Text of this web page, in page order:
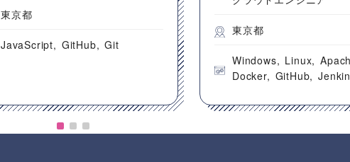
東京都
JavaScript GitHub Git
東京都
Windows Linux
Docker
GitHub